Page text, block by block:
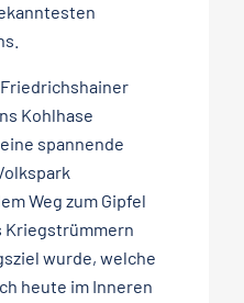
Kohlhase
spannende
Weg zum Gipfel
Kriegstrümmern
wurde, welche
heute im Inneren